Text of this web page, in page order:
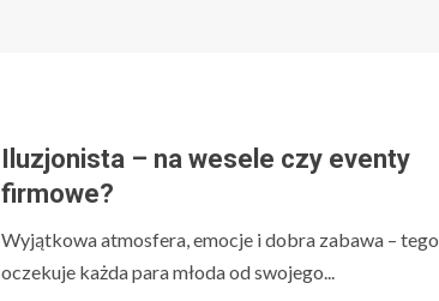
Iluzjonista – na wesele czy eventy
firmowe?
Wyjątkowa atmosfera, emocje i dobra zabawa – tego
oczekuje każda para młoda od swojego...